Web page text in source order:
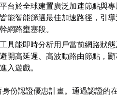
平台於全球建置廣泛加速節點與
能智能篩選最佳加速路徑，引
網路壅塞段。
具能即時分析用戶當前網路狀
開高延遲、高波動路由節點，
入遊戲。
身份認證優惠計畫。通過認證的